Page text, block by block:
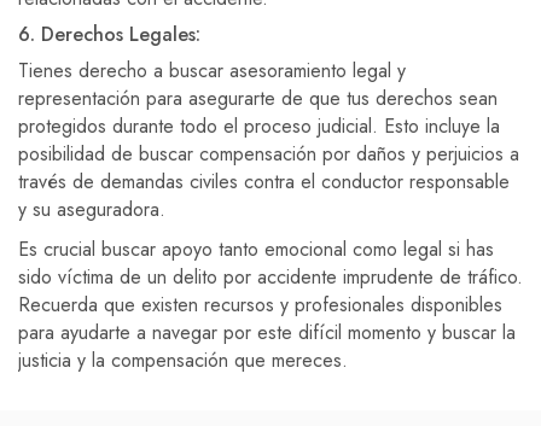
6. Derechos Legales:
Tienes derecho a buscar asesoramiento legal y
representación para asegurarte de que tus derechos sean
protegidos durante todo el proceso judicial. Esto incluye la
posibilidad de buscar compensación por daños y perjuicios a
través de demandas civiles contra el conductor responsable
y su aseguradora.
Es crucial buscar apoyo tanto emocional como legal si has
sido víctima de un delito por accidente imprudente de tráfico.
Recuerda que existen recursos y profesionales disponibles
para ayudarte a navegar por este difícil momento y buscar la
justicia y la compensación que mereces.